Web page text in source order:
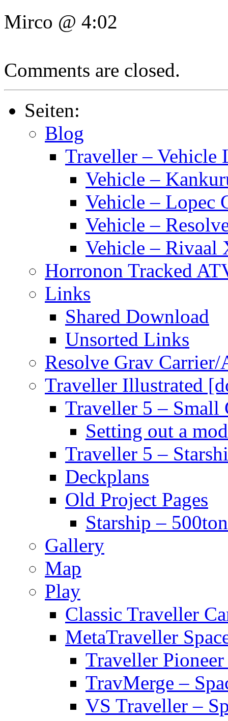
Mirco @ 4:02
Comments are closed.
Seiten:
Blog
Traveller – Vehicle
Vehicle –
Vehicle – Lopec
Vehicle –
Vehicle – Rivaal
Horronon Tracked
Links
Shared Download
Unsorted Links
Resolve Grav Carrier/
Traveller Illustrated
Traveller 5 – Small
Setting out a
Traveller 5 –
Deckplans
Old Project Pages
Starship –
Gallery
Map
Play
Classic Traveller
MetaTraveller
Traveller
TravMerge –
VS Traveller –